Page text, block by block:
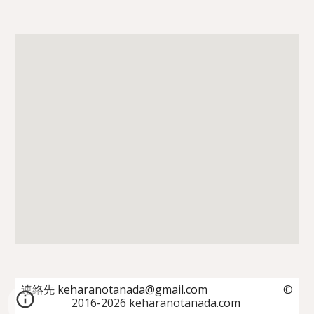
連絡先 keharanotanada@gmail.com ©
2016-2026 keharanotanada.com